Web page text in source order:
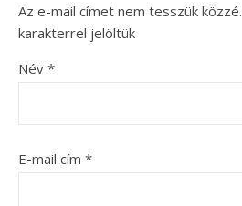
Az e-mail címet nem tesszük közzé.
karakterrel jelöltük
Név *
E-mail cím *